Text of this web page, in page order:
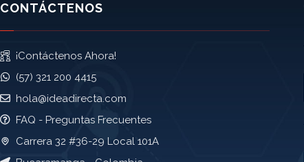
CONTÁCTENOS
¡Contáctenos Ahora!
(57) 321 200 4415
hola@ideadirecta.com
FAQ - Preguntas Frecuentes
Carrera 32 #36-29 Local 101A